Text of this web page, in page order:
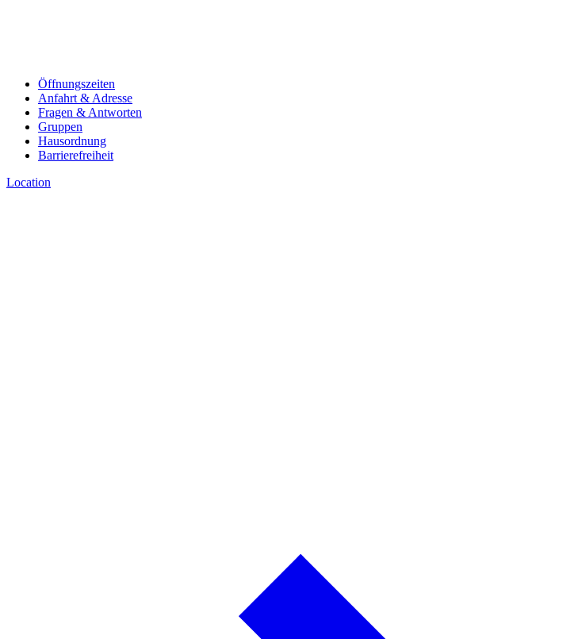
Öffnungszeiten
Anfahrt & Adresse
Fragen & Antworten
Gruppen
Hausordnung
Barrierefreiheit
Location